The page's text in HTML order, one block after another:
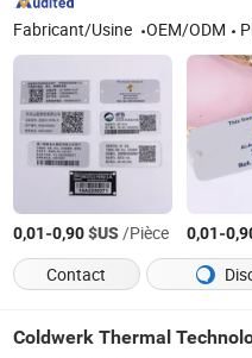
Fabricant/Usine OEM/ODM
0,01-0,90$US/Pièce 0,01-
Contact
Coldwerk Thermal